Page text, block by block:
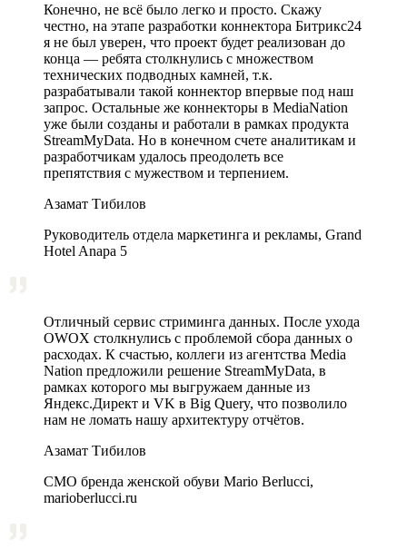
Конечно, не всё было легко и просто. Скажу
честно, на этапе разработки коннектора Битрикс24
я не был уверен, что проект будет реализован до
конца — ребята столкнулись с множеством
технических подводных камней, т.к.
разрабатывали такой коннектор впервые под наш
запрос. Остальные же коннекторы в MediaNation
уже были созданы и работали в рамках продукта
StreamMyData. Но в конечном счете аналитикам и
разработчикам удалось преодолеть все
препятствия с мужеством и терпением.
Азамат Тибилов
Руководитель отдела маркетинга и рекламы, Grand
Hotel Anapa 5
Отличный сервис стриминга данных. После ухода
OWOX столкнулись с проблемой сбора данных о
расходах. К счастью, коллеги из агентства Media
Nation предложили решение StreamMyData, в
рамках которого мы выгружаем данные из
Яндекс.Директ и VK в Big Query, что позволило
нам не ломать нашу архитектуру отчётов.
Азамат Тибилов
CMO бренда женской обуви Mario Berlucci,
marioberlucci.ru